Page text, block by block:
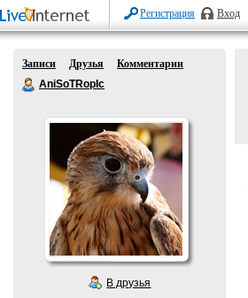
Регистрация Вход
Записи Друзья
Комментарии
AniSoTRopIc
В друзья